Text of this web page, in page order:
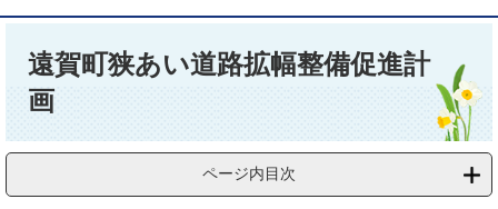
遠賀町狭あい道路拡幅整備促進計
画
ページ内目次